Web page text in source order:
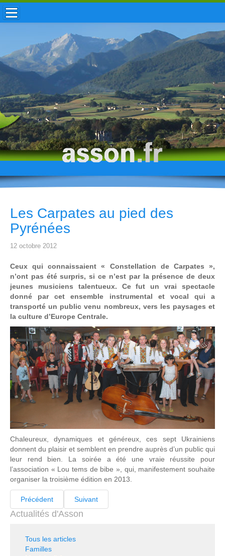
ACCUEIL / INFOS
MUNICIPALITÉ
VIE LOCALE
ENFANCE
TOURISME
HISTOIRE
Les Carpates au pied des
Pyrénées
12 octobre 2012
Ceux qui connaissaient « Constellation de Carpates »,
n’ont pas été surpris, si ce n’est par la présence de deux
jeunes musiciens talentueux. Ce fut un vrai spectacle
donné par cet ensemble instrumental et vocal qui a
transporté un public venu nombreux, vers les paysages et
la culture d’Europe Centrale.
Chaleureux, dynamiques et généreux, ces sept Ukrainiens
donnent du plaisir et semblent en prendre auprès d’un public qui
leur rend bien. La soirée a été une vraie réussite pour
l’association « Lou tems de bibe », qui, manifestement souhaite
organiser la troisième édition en 2013.
Précédent Suivant
Actualités d'Asson
Tous les articles
Familles